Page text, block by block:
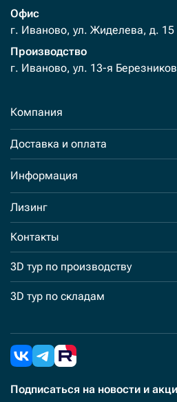
Офис
г. Иваново, ул. Жиделева, д. 15
Производство
г. Иваново, ул. 13-я
Компания
Доставка и оплата
Информация
Лизинг
Контакты
3D тур по производству
3D тур по складам
Подписаться на новости и